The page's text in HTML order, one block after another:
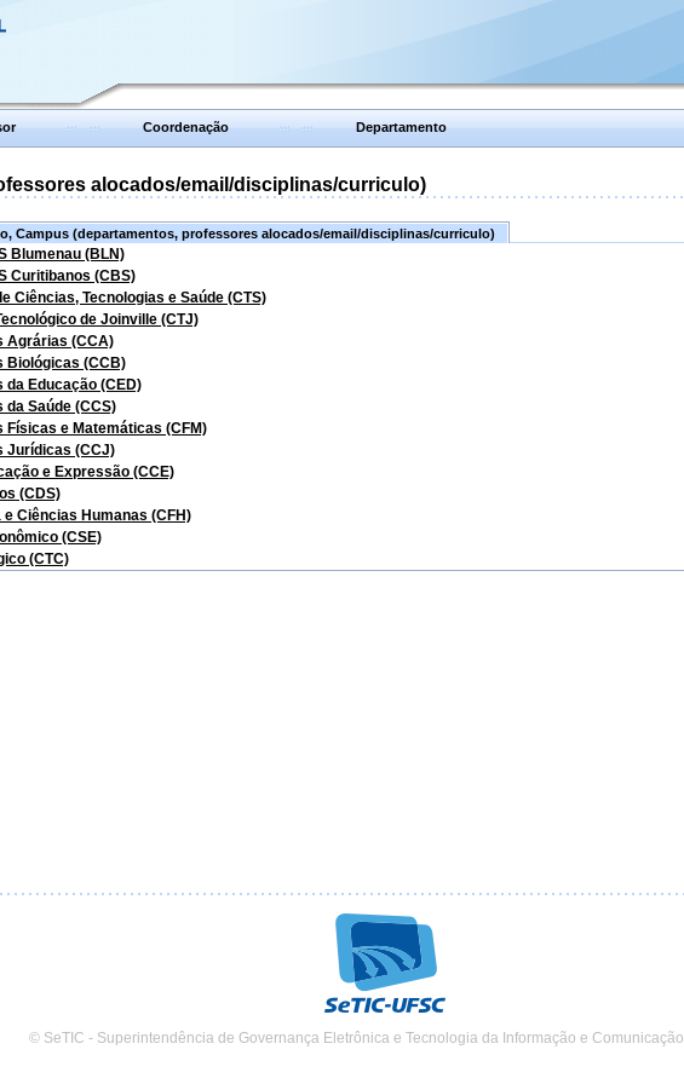
Coordenação Departamento
alocados/email/disciplinas/curriculo)
Campus (departamentos, professores alocados/email/disciplinas/curriculo)
Blumenau (BLN)
Curitibanos (CBS)
Ciências, Tecnologias e Saúde (CTS)
de Joinville (CTJ)
Agrárias (CCA)
Biológicas (CCB)
da Educação (CED)
da Saúde (CCS)
Físicas e Matemáticas (CFM)
Jurídicas (CCJ)
e Expressão (CCE)
(CDS)
e Ciências Humanas (CFH)
(CSE)
(CTC)
© SeTIC - Superintendência de Governança Eletrônica e Tecnologia da Informação e Comunicação